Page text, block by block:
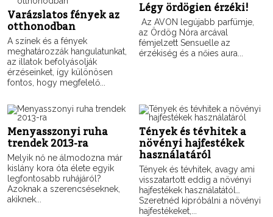
Varázslatos fények az
otthonodban
A színek és a fények
meghatározzák hangulatunkat,
az illatok befolyásolják
érzéseinket, így különösen
fontos, hogy megfelelő...
Légy ördögien érzéki!
Az AVON legújabb parfümje,
az Ördög Nóra arcával
fémjelzett Sensuelle az
érzékiség és a nőies aura...
Menyasszonyi ruha
trendek 2013-ra
Melyik nő ne álmodozna már
kislány kora óta élete egyik
legfontosabb ruhájáról?
Azoknak a szerencséseknek,
akiknek...
Tények és tévhitek a
növényi hajfestékek
használatáról
Tények és tévhitek, avagy ami
visszatartott eddig a növényi
hajfestékek használatától…
Szeretnéd kipróbálni a növényi
hajfestékeket,...